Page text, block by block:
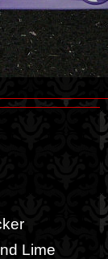
Lime